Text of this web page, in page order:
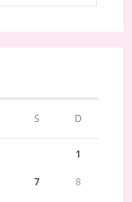
S D
1
7 8